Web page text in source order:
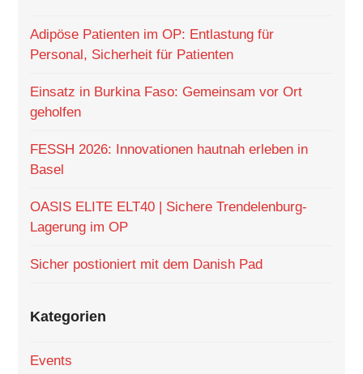
Adipöse Patienten im OP: Entlastung für
Personal, Sicherheit für Patienten
Einsatz in Burkina Faso: Gemeinsam vor Ort
geholfen
FESSH 2026: Innovationen hautnah erleben in
Basel
OASIS ELITE ELT40 | Sichere Trendelenburg-
Lagerung im OP
Sicher postioniert mit dem Danish Pad
Kategorien
Events